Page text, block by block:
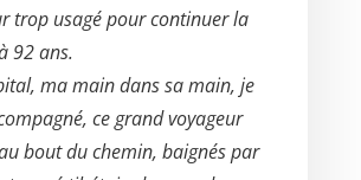
trop usagé pour continuer la
92 ans.
ma main dans sa main, je
ce grand voyageur
bout du chemin, baignés par